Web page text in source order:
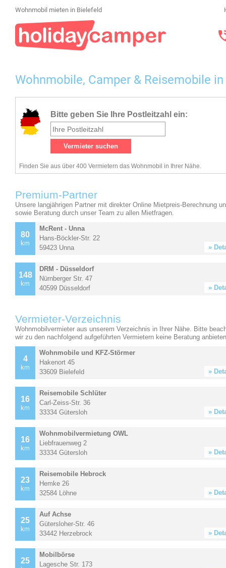
Wohnmobil mieten in Bielefeld
Wohnmobile, Camper & Reisemobile